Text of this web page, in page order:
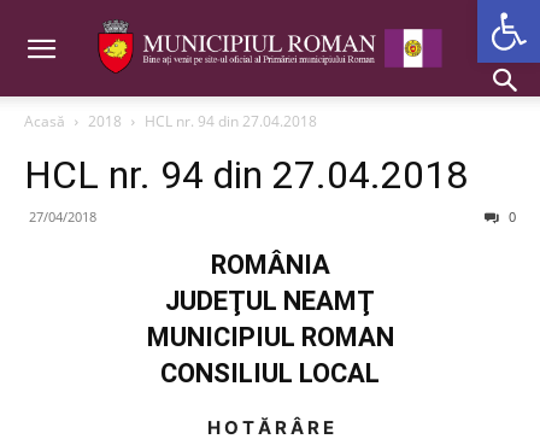
Acasă 2018 HCL nr. 94 din 27.04.2018
HCL nr. 94 din 27.04.2018
27/04/2018 0
ROMÂNIA
JUDEŢUL NEAMŢ
MUNICIPIUL ROMAN
CONSILIUL LOCAL
H O T Ă R Â R E